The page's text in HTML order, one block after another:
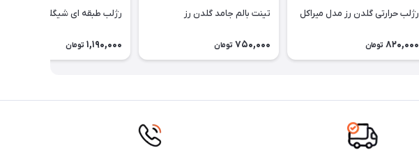
رژلب حرارتی گلدن رز مدل میراکل
820,000 تومان
تینت بالم جامد گلدن رز
750,000 تومان
رژلب طبقه ای شیگلم 4 عددی
1,190,000 تومان